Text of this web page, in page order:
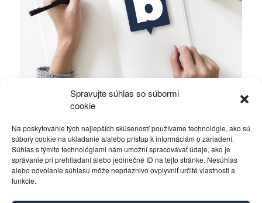
Spravujte súhlas so súbormi
cookie
Na poskytovanie tých najlepších skúseností používame technológie, ako sú
súbory cookie na ukladanie a/alebo prístup k informáciám o zariadení.
Súhlas s týmito technológiami nám umožní spracovávať údaje, ako je
správanie pri prehliadaní alebo jedinečné ID na tejto stránke. Nesúhlas
alebo odvolanie súhlasu môže nepriaznivo ovplyvniť určité vlastnosti a
funkcie.
Ficova vláda a médiá…
Politika 4. decembra 2023
Kontakt